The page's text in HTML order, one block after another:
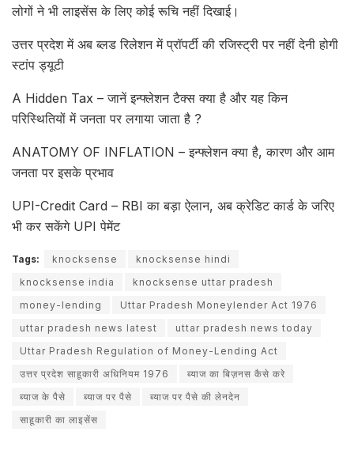
लोगों ने भी लाइसेंस के लिए कोई रूचि नहीं दिखाई।
उत्तर प्रदेश में अब ब्लड रिलेशन में प्रॉपर्टी की रजिस्ट्री पर नहीं देनी होगी
स्टांप ड्यूटी
A Hidden Tax – जानें इन्फ्लेशन टैक्स क्या है और यह किन
परिस्थितियों में जनता पर लगाया जाता है ?
ANATOMY OF INFLATION – इन्फ्लेशन क्या है, कारण और आम
जनता पर इसके प्रभाव
UPI-Credit Card – RBI का बड़ा ऐलान, अब क्रेडिट कार्ड के जरिए
भी कर सकेंगे UPI पेमेंट
Tags: knocksense
knocksense hindi
knocksense india
knocksense uttar pradesh
money-lending
Uttar Pradesh Moneylender Act 1976
uttar pradesh news latest
uttar pradesh news today
Uttar Pradesh Regulation of Money-Lending Act
उत्तर प्रदेश साहूकारी अधिनियम 1976
ब्याज का बिज़नस कैसे करे
ब्याज के पैसे
ब्याज पर पैसे
ब्याज पर पैसे की लेनदेन
साहूकारी का लाइसेंस